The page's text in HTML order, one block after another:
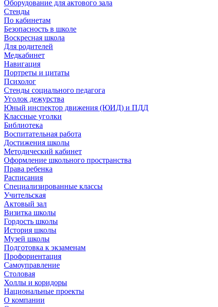
Оборудование для актового зала
Стенды
По кабинетам
Безопасность в школе
Воскресная школа
Для родителей
Медкабинет
Навигация
Портреты и цитаты
Психолог
Стенды социального педагога
Уголок дежурства
Юный инспектор движения (ЮИД) и ПДД
Классные уголки
Библиотека
Воспитательная работа
Достижения школы
Методический кабинет
Оформление школьного пространства
Права ребенка
Расписания
Специализированные классы
Учительская
Актовый зал
Визитка школы
Гордость школы
История школы
Музей школы
Подготовка к экзаменам
Профориентация
Самоуправление
Столовая
Холлы и коридоры
Национальные проекты
О компании